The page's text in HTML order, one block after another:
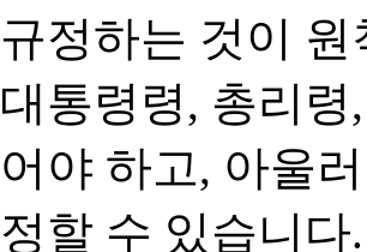
규정하는 것이 원
대통령령, 총리
어야 하고, 아울
정할 수 있습니다.